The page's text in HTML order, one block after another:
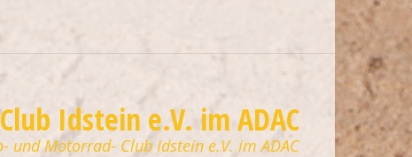
Idstein e.V. im ADAC
und Motorrad- Club Idstein e.V. im ADAC